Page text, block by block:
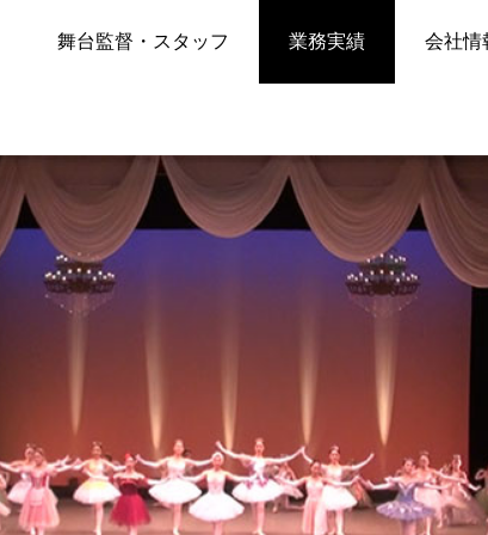
舞台監督・スタッフ 業務実績 会社情
舞台制作実績：森利子バレエ団”Ballet Present”発表会